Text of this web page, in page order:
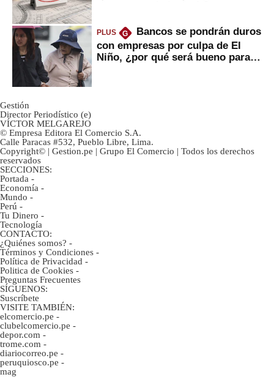
PLUS G
Bancos se pondrán duros
con empresas por culpa de El
Niño, ¿por qué será bueno para
Gestión
Director Periodístico (e)
VÍCTOR MELGAREJO
© Empresa Editora El Comercio S.A.
Calle Paracas #532, Pueblo Libre, Lima.
Copyright© | Gestion.pe | Grupo El Comercio | Todos los derechos
reservados
SECCIONES:
Portada -
Economía -
Mundo -
Perú -
Tu Dinero -
Tecnología
CONTACTO:
¿Quiénes somos? -
Términos y Condiciones -
Política de Privacidad -
Politica de Cookies -
Preguntas Frecuentes
SÍGUENOS:
Suscríbete
VISITE TAMBIÉN:
elcomercio.pe -
clubelcomercio.pe -
depor.com -
trome.com -
diariocorreo.pe -
peruquiosco.pe -
mag